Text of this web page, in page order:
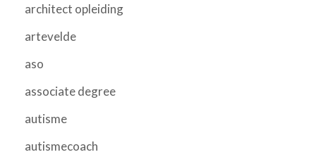
architect opleiding
artevelde
aso
associate degree
autisme
autismecoach